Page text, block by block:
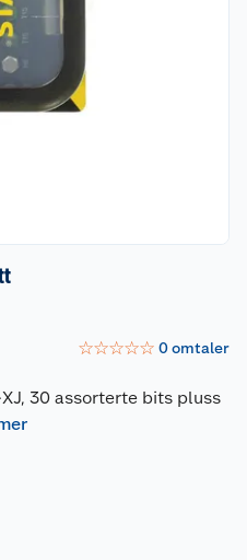
☆☆☆☆☆ 0omtaler
30 assorterte bits pluss